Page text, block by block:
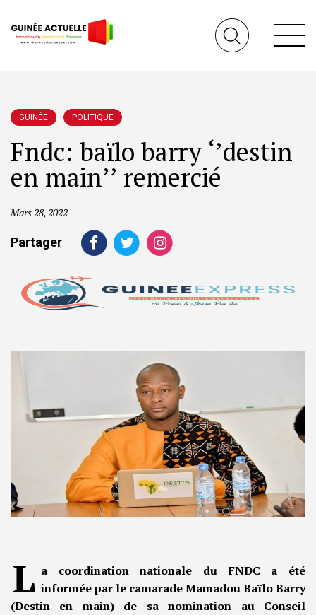
GUINÉE POLITIQUE
Fndc: baïlo barry ‘’destin
en main’’ remercié
Mars 28, 2022
Partager
L a coordination nationale du FNDC a été
informée par le camarade Mamadou Baïlo Barry
(Destin en main) de sa nomination au Conseil